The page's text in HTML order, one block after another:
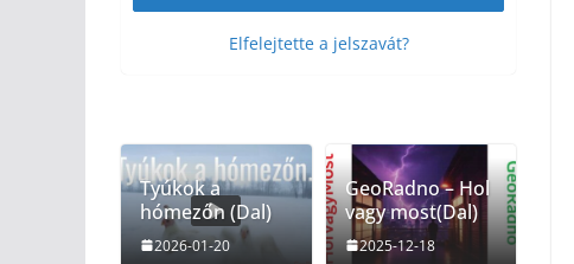
Elfelejtette a jelszavát?
Tyúkok a
hómezőn (Dal)
2026-01-20
GeoRadno – Hol
vagy most(Dal)
2025-12-18